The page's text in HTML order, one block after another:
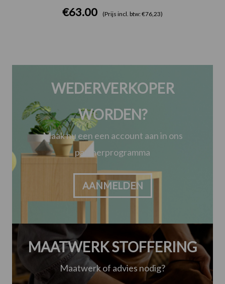
€63.00 (Prijs incl. btw: €76,23)
WEDERVERKOPER
WORDEN?
Maak nu een een account aan in ons
partnerprogramma
AANMELDEN
MAATWERK STOFFERING
Maatwerk of advies nodig?